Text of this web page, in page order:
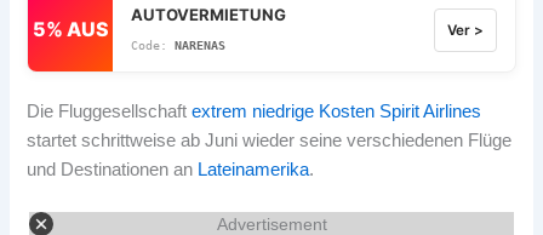
5% AUS
AUTOVERMIETUNG
NARENAS
Ver >
Die Fluggesellschaftextrem niedrige Kosten Spirit Airlines
startet schrittweise ab Juni wieder seine verschiedenen Flüge
und Destinationen an Lateinamerika.
Advertisement